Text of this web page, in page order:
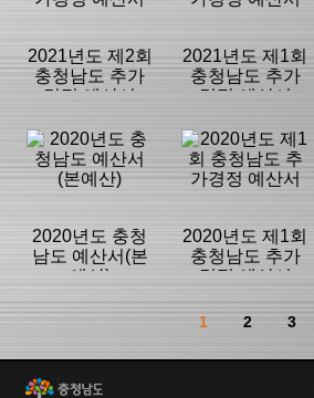
|
2023/01/12
문:390
|
2023/01/11
방문:912
2021년도 제2회
충청남도 추가
경정 예산서
분류명 : 예산서
|
등록일 :
|
2021년도 제1회
충청남도 추가
경정 예산서
분류명 : 예산서
|
등록일 :
2022/12/13
2020년도 충청
남도 예산서(본
예산)
2020년도 제1회
충청남도 추가
경정 예산서
분류명 : 예산서
1 2 3